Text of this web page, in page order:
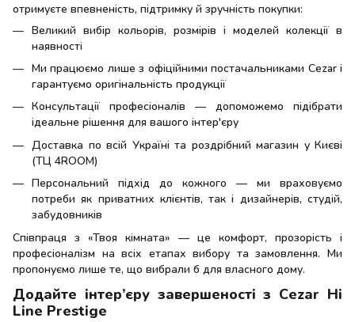
отримуєте впевненість, підтримку й зручність покупки:
Великий вибір кольорів, розмірів і моделей колекції в
наявності
Ми працюємо лише з офіційними постачальниками Cezar і
гарантуємо оригінальність продукції
Консультації професіоналів — допоможемо підібрати
ідеальне рішення для вашого інтер'єру
Доставка по всій Україні та роздрібний магазин у Києві
(ТЦ 4ROOM)
Персональний підхід до кожного — ми враховуємо
потреби як приватних клієнтів, так і дизайнерів, студій,
забудовників
Співпраця з «Твоя кімната» — це комфорт, прозорість і
професіоналізм на всіх етапах вибору та замовлення. Ми
пропонуємо лише те, що вибрали б для власного дому.
Додайте інтер’єру завершеності з Cezar Hi
Line Prestige